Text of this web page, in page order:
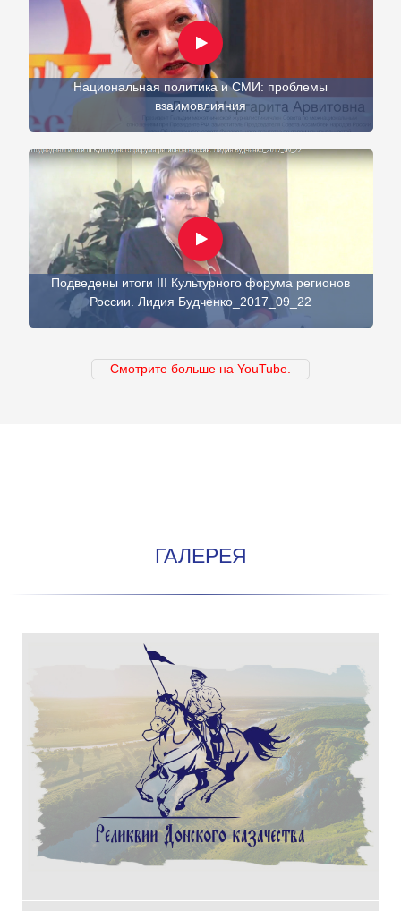
Национальная политика и СМИ: проблемы
взаимовлияния
Подведены итоги III Культурного форума регионов
России. Лидия Будченко_2017_09_22
Смотрите больше на YouTube.
ГАЛЕРЕЯ